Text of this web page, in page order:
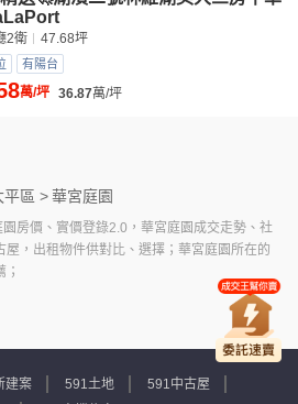
2衛 47.68坪
有陽台
萬/坪 36.87萬/坪
平區 >華宮庭園
房價、實價登錄2.0，華宮庭園成交走勢、社
屋，出租物件供對比、選擇；華宮庭園所在的
建案 591土地
591中古屋